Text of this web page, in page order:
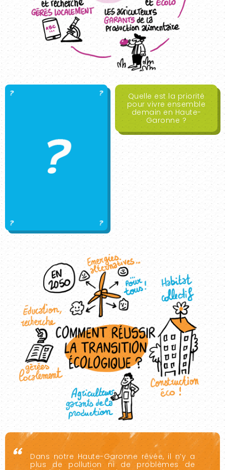
Quelle est la priorité
pour vivre ensemble
demain en Haute-
Garonne ?
Dans notre Haute-Garonne rêvée, il n’y a
plus de pollution ni de problèmes de